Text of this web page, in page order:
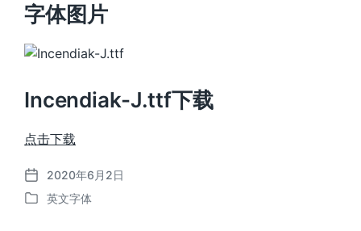
字体图片
Incendiak-J.ttf下载
点击下载
发
布
2020年6月2日
发
英文字体